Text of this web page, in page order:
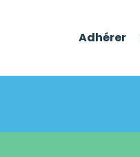
Adhérer